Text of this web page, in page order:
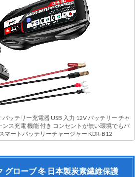
ッテリー充電器 USB 入力 12V バッテリー チャ
ンス充電 機能 付き コンセントが無い環境でもバ
マートバッテリーチャージャー KDR-B12
グローブ 冬 日本製炭素繊維保護